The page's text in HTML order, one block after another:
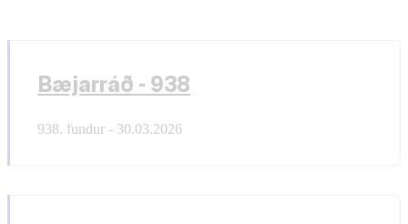
Bæjarráð - 938
938. fundur - 30.03.2026